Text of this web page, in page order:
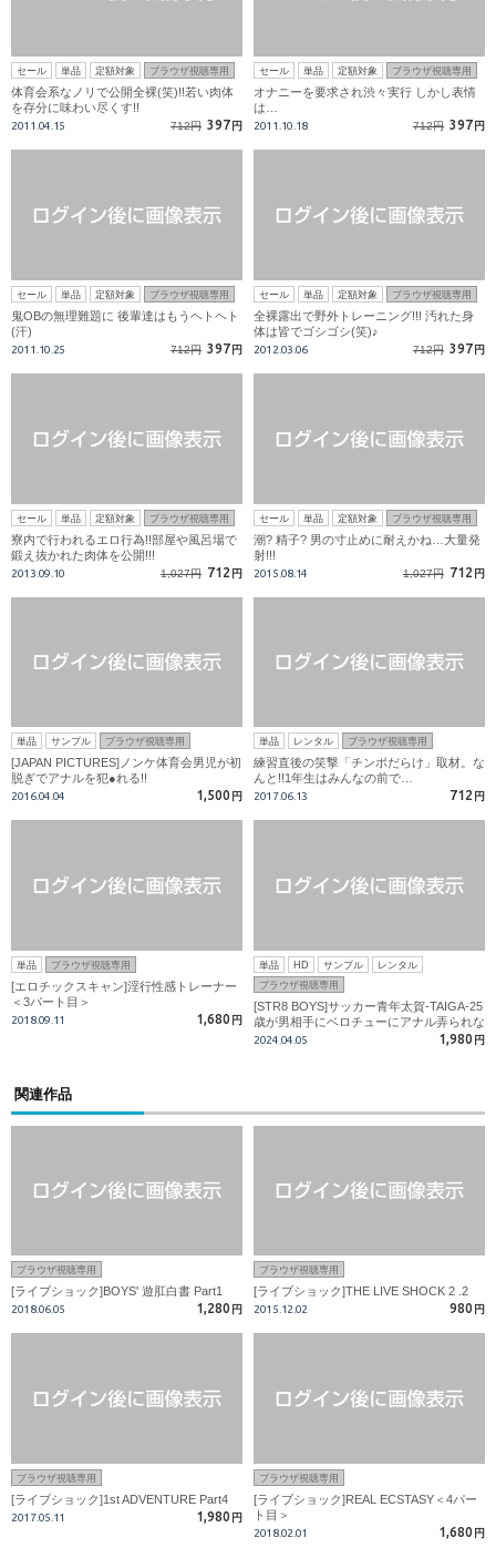
セール 単品 定額対象 ブラウザ視聴専用
体育会系なノリで公開全裸(笑)!!若い肉体
を存分に味わい尽くす!!
2011.04.15 712円 397 円
セール 単品 定額対象 ブラウザ視聴専用
オナニーを要求され渋々実行 しかし表情
は…
2011.10.18 712円 397 円
セール 単品 定額対象 ブラウザ視聴専用
鬼OBの無理難題に 後輩達はもうヘトヘト
(汗)
2011.10.25 712円 397 円
セール 単品 定額対象 ブラウザ視聴専用
全裸露出で野外トレーニング!!! 汚れた身
体は皆でゴシゴシ(笑)♪
2012.03.06 712円 397 円
セール 単品 定額対象 ブラウザ視聴専用
寮内で行われるエロ行為!!部屋や風呂場で
鍛え抜かれた肉体を公開!!!
2013.09.10 1,027円 712 円
セール 単品 定額対象 ブラウザ視聴専用
潮? 精子? 男の寸止めに耐えかね…大量発
射!!!
2015.08.14 1,027円 712 円
単品 サンプル ブラウザ視聴専用
[JAPAN PICTURES]ノンケ体育会男児が初
脱ぎでアナルを犯●れる!!
2016.04.04 1,500 円
単品 レンタル ブラウザ視聴専用
練習直後の笑撃「チンポだらけ」取材。な
んと!!1年生はみんなの前で…
2017.06.13 712 円
単品 ブラウザ視聴専用
[エロチックスキャン]淫行性感トレーナー
＜3パート目＞
2018.09.11 1,680 円
単品 HD サンプル
レンタル
ブラウザ視聴専用
[STR8 BOYS]サッカー青年太賀-TAIGA-25
歳が男相手にベロチューにアナル弄られな
がら大量激射!!
2024.04.05 1,980 円
関連作品
ブラウザ視聴専用
[ライブショック]BOYS' 遊肛白書 Part1
2018.06.05 1,280 円
ブラウザ視聴専用
[ライブショック]THE LIVE SHOCK 2 .2
2015.12.02 980 円
ブラウザ視聴専用
[ライブショック]1st ADVENTURE Part4
2017.05.11 1,980 円
ブラウザ視聴専用
[ライブショック]REAL ECSTASY＜4パー
ト目＞
2018.02.01 1,680 円